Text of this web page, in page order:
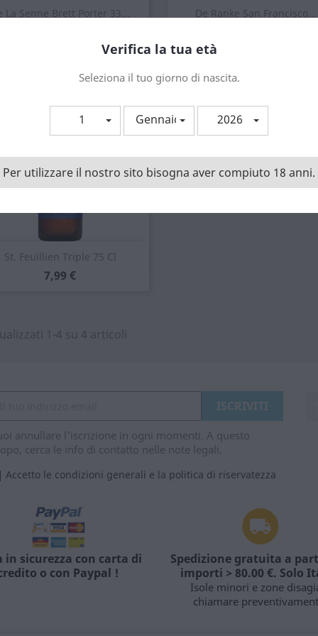
La Senne Brett Porter 33...
Anteprima De Ranke San Francisco...
Anteprima
St. Feuillien Triple 75 Cl
Prezzo
7,99 €
 Anteprima
1-4 su 4 articoli
annullare l'iscrizione in ogni momenti. A questo
cerca le info di contatto nelle note legali.
Accetto le condizioni generali e la politica di riservatezza
in sicurezza con carta di
o con Paypal !
Spedizione gratuita a
importi > 80.00 €. Solo
Isole minori e zone
chiamare
Verifica la tua età
Seleziona il tuo giorno di nascita.
1 Gennaio 2026
Per utilizzare il nostro sito bisogna aver compiuto 18 anni.